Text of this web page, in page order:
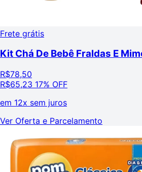
Frete grátis
Kit Chá De Bebê Fraldas E
R$78,50
R$65,23 17% OFF
em 12x sem juros
Ver Oferta e Parcelamento